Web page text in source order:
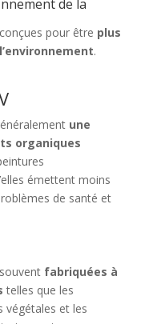
de la
pour être plus
.
une
organiques
émettent moins
de santé et
fabriquées à
telles que les
végétales et les